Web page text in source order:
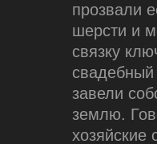
прозвали
шерсти и
связку
завели
землю.
хозяйские